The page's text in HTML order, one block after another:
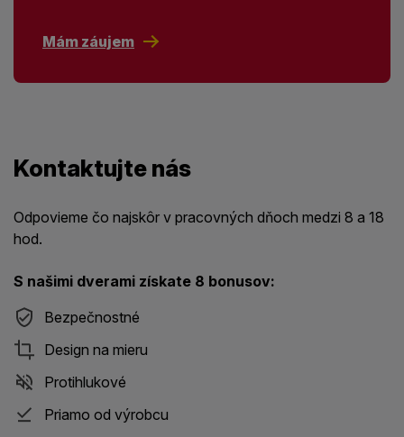
Mám záujem
Kontaktujte nás
Odpovieme čo najskôr v pracovných dňoch medzi 8 a 18
hod.
S našimi dverami získate 8 bonusov:
Bezpečnostné
Design na mieru
Protihlukové
Priamo od výrobcu